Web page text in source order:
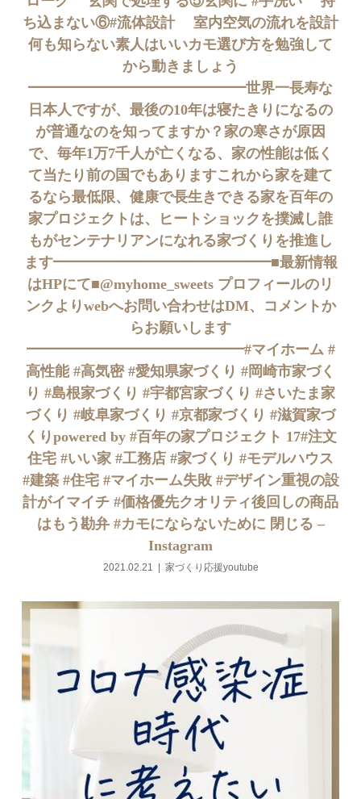
ち込まない⑥#流体設計 室内空気の流れを設計
何も知らない素人はいいカモ選び方を勉強して
から動きましょう
━━━━━━━━━━━━━━━世界一長寿な
日本人ですが、最後の10年は寝たきりになるの
が普通なのを知ってますか？家の寒さが原因
で、毎年1万7千人が亡くなる、家の性能は低く
て当たり前の国でもありますこれから家を建て
るなら最低限、健康で長生きできる家を百年の
家プロジェクトは、ヒートショックを撲滅し誰
もがセンテナリアンになれる家づくりを推進し
ます━━━━━━━━━━━━━━━■最新情報
はHPにて■@myhome_sweets プロフィールのリ
ンクよりwebへお問い合わせはDM、コメントか
らお願いします
━━━━━━━━━━━━━━━#マイホーム #
高性能 #高気密 #愛知県家づくり #岡崎市家づく
り #島根家づくり #宇都宮家づくり #さいたま家
づくり #岐阜家づくり #京都家づくり #滋賀家づ
くりpowered by #百年の家プロジェクト 17#注文
住宅 #いい家 #工務店 #家づくり #モデルハウス
#建築 #住宅 #マイホーム失敗 #デザイン重視の設
計がイマイチ #価格優先クオリティ後回しの商品
はもう勘弁 #カモにならないために 閉じる –
Instagram
2021.02.21 家づくり応援youtube